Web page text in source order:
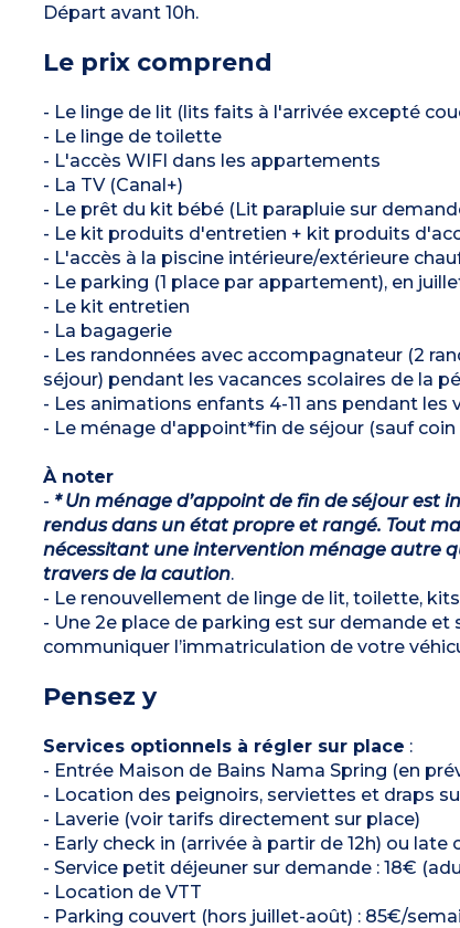
Départ avant 10h.
Le prix comprend
- Le linge de lit (lits faits à l'arrivée excepté
- Le linge de toilette
- L'accès WIFI dans les appartements
- La TV (Canal+)
- Le prêt du kit bébé (Lit parapluie sur
- Le kit produits d'entretien + kit produits
- L'accès à la piscine intérieure/extérieure
- Le parking (1 place par appartement), en
- Le kit entretien
- La bagagerie
- Les randonnées avec accompagnateur (2
séjour) pendant les vacances scolaires de la
- Les animations enfants 4-11 ans pendant
- Le ménage d'appoint*fin de séjour (sauf coin
À noter
- * Un ménage d’appoint de fin de séjour est
rendus dans un état propre et rangé. Tout
nécessitant une intervention ménage autre
travers de la caution.
- Le renouvellement de linge de lit, toilette,
- Une 2e place de parking est sur demande
communiquer l’immatriculation de votre
Pensez y
Services optionnels à régler sur place :
- Entrée Maison de Bains Nama Spring (en
- Location des peignoirs, serviettes et draps
- Laverie (voir tarifs directement sur place)
- Early check in (arrivée à partir de 12h) ou
- Service petit déjeuner sur demande : 18€
- Location de VTT
- Parking couvert (hors juillet-août) : 85€/